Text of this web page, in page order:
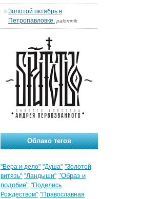
Золотой октябрь в
Петропавловке. palomnik
Облако тегов
"Вера и дело" "Душа" "Золотой
витязь" "Ландыши" "Образ и
подобие" "Поделись
Рождеством" "Православная